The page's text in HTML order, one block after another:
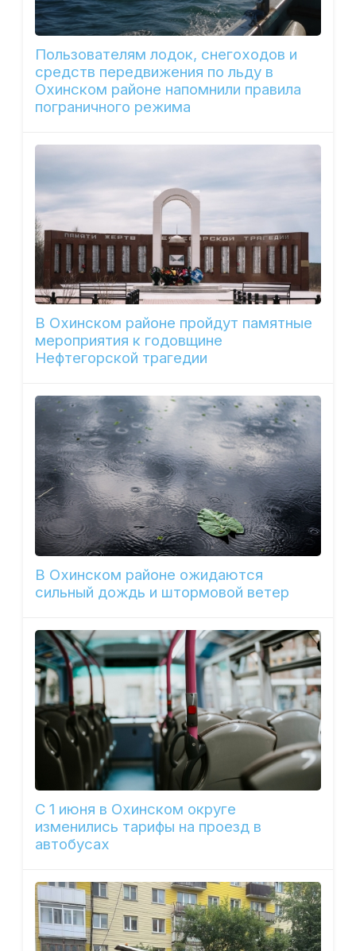
Пользователям лодок, снегоходов и
средств передвижения по льду в
Охинском районе напомнили правила
пограничного режима
В Охинском районе пройдут памятные
мероприятия к годовщине
Нефтегорской трагедии
В Охинском районе ожидаются
сильный дождь и штормовой ветер
С 1 июня в Охинском округе
изменились тарифы на проезд в
автобусах